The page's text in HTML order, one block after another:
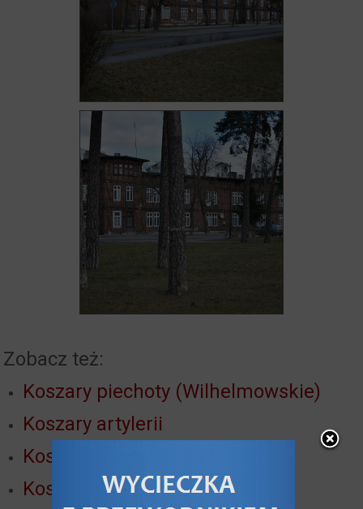
Zobacz też:
Koszary piechoty (Wilhelmowskie)
Koszary artylerii
Koszary Bramy Lubickiej
Koszary Wrangla